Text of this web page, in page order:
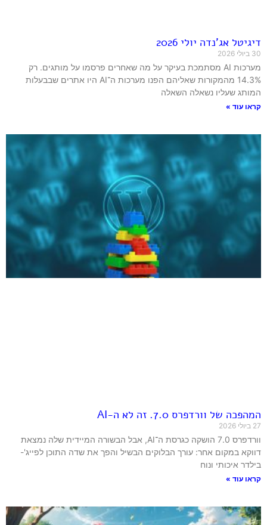
דיגיטל אג'נדה יולי 2026
30 ביולי 2026
מערכות AI מסתמכת בעיקר על מה שאחרים פרסמו על מותגים. רק
14.3% מהמקורות שאליהם הפנו מערכות ה־AI היו אתרים שבבעלות
המותג שעליו נשאלה השאלה
קראו עוד »
המהפכה של וורדפרס 7.0. זה לא ה-AI
27 ביולי 2026
וורדפרס 7.0 הושקה כגרסת ה־AI, אבל הבשורה המיידית שלה נמצאת
דווקא במקום אחר: עורך הבלוקים הבשיל והפך את שדה התוכן לפייג'-
בילדר איכותי ונוח
קראו עוד »